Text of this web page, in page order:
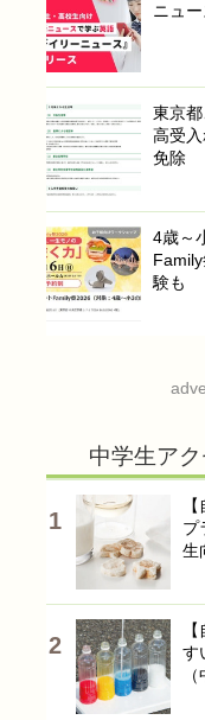
ニュ
東京
高受
免除
4歳～
験も
中学生ア
プ
生
す